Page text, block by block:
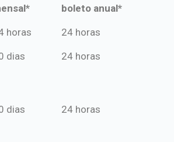
boleto anual*
*Pagamento no
boleto anual*
horas 24 horas
dias 24 horas
dias 24 horas